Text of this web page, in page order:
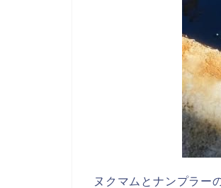
ヌクマムとナンプラー